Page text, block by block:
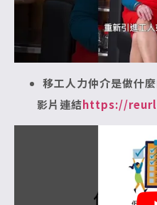
移工人力仲介是做什
影片連結https://